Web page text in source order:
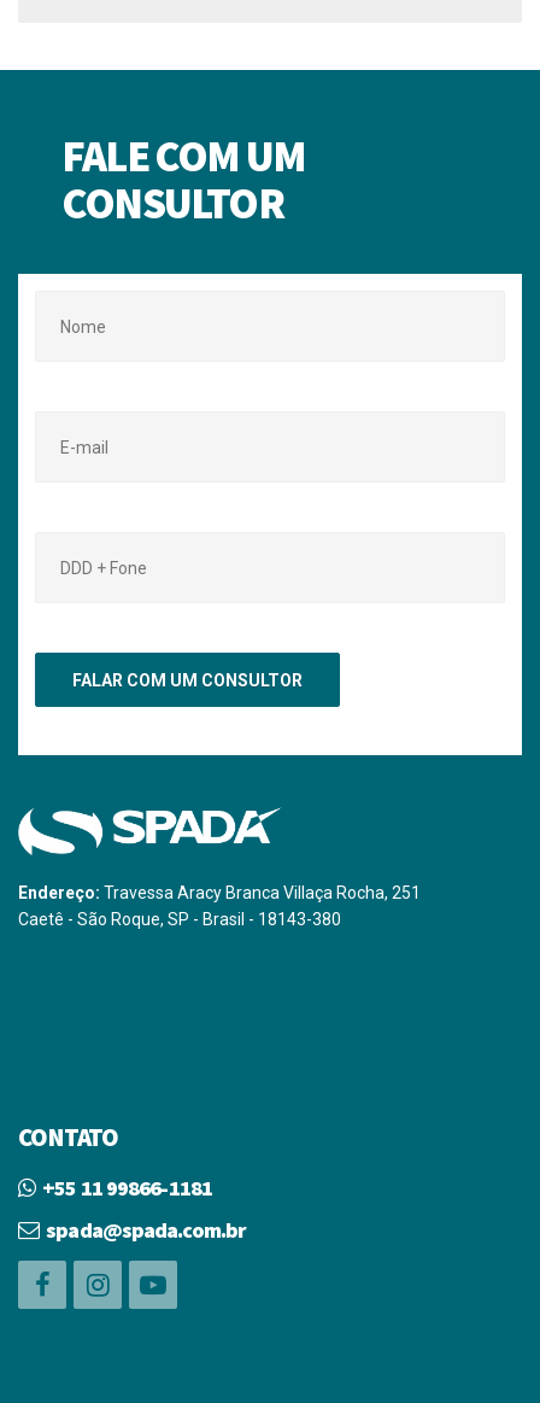
FALE COM UM
CONSULTOR
Endereço: Travessa Aracy Branca Villaça Rocha, 251
Caetê - São Roque, SP - Brasil - 18143-380
CONTATO
+55 11 99866-1181
spada@spada.com.br